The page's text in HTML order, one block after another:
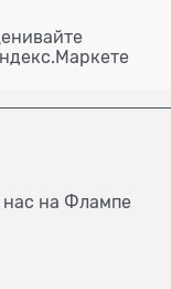
нас на Флампе